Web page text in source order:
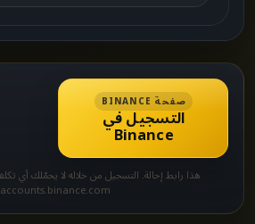
صفحة BINANCE
التسجيل في
Binance
accounts.binance.com